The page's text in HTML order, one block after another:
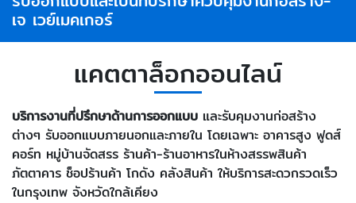
เจ เวย์เมคเกอร์
แคตตาล็อกออนไลน์
บริการงานที่ปรึกษาด้านการออกแบบ และรับคุมงานก่อสร้าง
ต่างๆ รับออกแบบภายนอกและภายใน โดยเฉพาะ อาคารสูง ฟูดส์
คอร์ท หมู่บ้านจัดสรร ร้านค้า-ร้านอาหารในห้างสรรพสินค้า
ภัตตาคาร ช็อปร้านค้า โกดัง คลังสินค้า ให้บริการสะดวกรวดเร็ว
ในกรุงเทพ จังหวัดใกล้เคียง